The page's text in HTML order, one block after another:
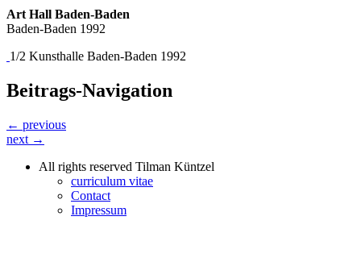
Art Hall Baden-Baden
Baden-Baden 1992
1/2 Kunsthalle Baden-Baden 1992
Beitrags-Navigation
← previous
next →
All rights reserved Tilman Küntzel
curriculum vitae
Contact
Impressum